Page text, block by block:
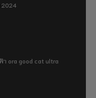
2024
า ora good cat ultra